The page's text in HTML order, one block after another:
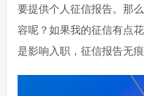
要提供个人征信报告。那
容呢？如果我的征信有点
是影响入职，征信报告无